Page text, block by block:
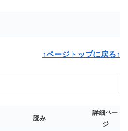
↑ページトップに戻る↑
読み
詳細ペー
ジ